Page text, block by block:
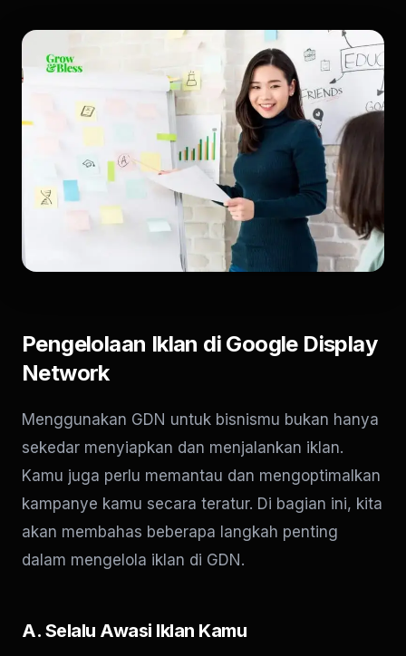
Pengelolaan Iklan di Google Display
Network
Menggunakan GDN untuk bisnismu bukan hanya
sekedar menyiapkan dan menjalankan iklan.
Kamu juga perlu memantau dan mengoptimalkan
kampanye kamu secara teratur. Di bagian ini, kita
akan membahas beberapa langkah penting
dalam mengelola iklan di GDN.
A. Selalu Awasi Iklan Kamu